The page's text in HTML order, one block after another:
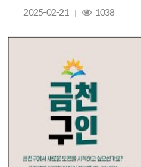
2025-02-21 1038